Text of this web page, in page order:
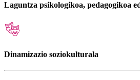
Laguntza psikologikoa, pedagogikoa
Dinamizazio soziokulturala